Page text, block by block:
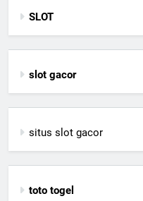
SLOT
slot gacor
situs slot gacor
toto togel